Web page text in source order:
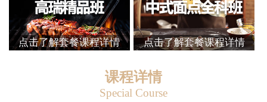
点击了解套餐课程详情 点击了解套餐课程详情
课程详情
Special Course